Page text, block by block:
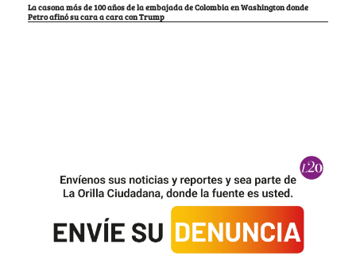
La casona más de 100 años de la embajada de Colombia en Washington donde
Petro afinó su cara a cara con Trump